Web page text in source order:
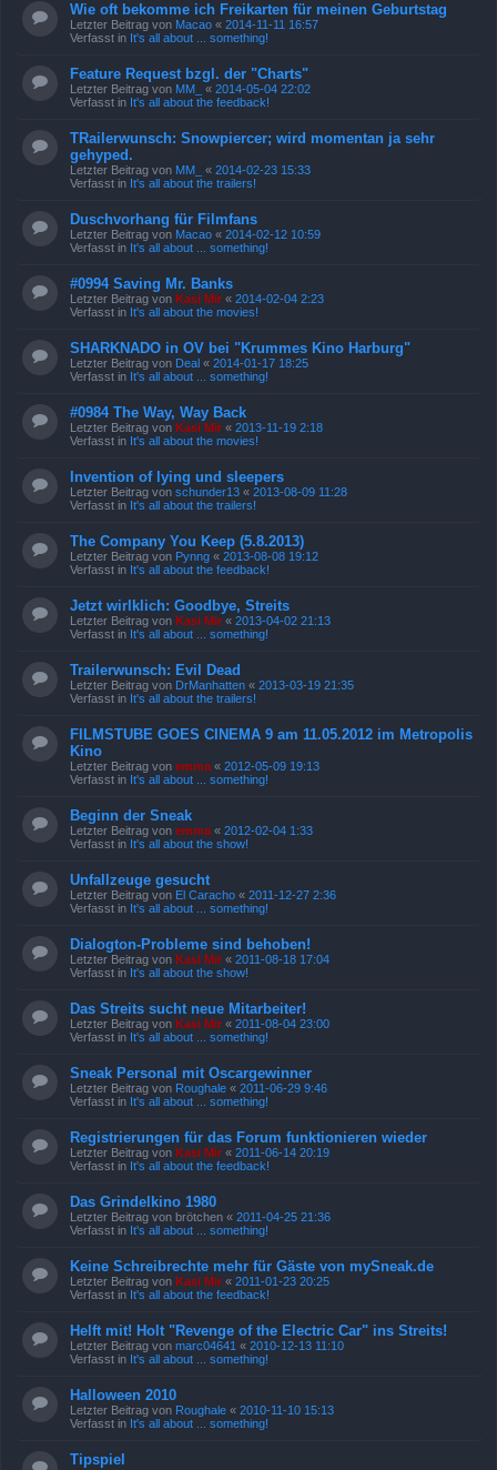
Wie oft bekomme ich Freikarten für meinen Geburtstag
Letzter Beitrag von Macao « 2014-11-11 16:57
Verfasst in It's all about ... something!
Feature Request bzgl. der "Charts"
Letzter Beitrag von MM_ « 2014-05-04 22:02
Verfasst in It's all about the feedback!
TRailerwunsch: Snowpiercer; wird momentan ja sehr
gehyped.
Letzter Beitrag von MM_ « 2014-02-23 15:33
Verfasst in It's all about the trailers!
Duschvorhang für Filmfans
Letzter Beitrag von Macao « 2014-02-12 10:59
Verfasst in It's all about ... something!
#0994 Saving Mr. Banks
Letzter Beitrag von Kasi Mir « 2014-02-04 2:23
Verfasst in It's all about the movies!
SHARKNADO in OV bei "Krummes Kino Harburg"
Letzter Beitrag von Deal « 2014-01-17 18:25
Verfasst in It's all about ... something!
#0984 The Way, Way Back
Letzter Beitrag von Kasi Mir « 2013-11-19 2:18
Verfasst in It's all about the movies!
Invention of lying und sleepers
Letzter Beitrag von schunder13 « 2013-08-09 11:28
Verfasst in It's all about the trailers!
The Company You Keep (5.8.2013)
Letzter Beitrag von Pynng « 2013-08-08 19:12
Verfasst in It's all about the feedback!
Jetzt wirlklich: Goodbye, Streits
Letzter Beitrag von Kasi Mir « 2013-04-02 21:13
Verfasst in It's all about ... something!
Trailerwunsch: Evil Dead
Letzter Beitrag von DrManhatten « 2013-03-19 21:35
Verfasst in It's all about the trailers!
FILMSTUBE GOES CINEMA 9 am 11.05.2012 im Metropolis
Kino
Letzter Beitrag von emma « 2012-05-09 19:13
Verfasst in It's all about ... something!
Beginn der Sneak
Letzter Beitrag von emma « 2012-02-04 1:33
Verfasst in It's all about the show!
Unfallzeuge gesucht
Letzter Beitrag von El Caracho « 2011-12-27 2:36
Verfasst in It's all about ... something!
Dialogton-Probleme sind behoben!
Letzter Beitrag von Kasi Mir « 2011-08-18 17:04
Verfasst in It's all about the show!
Das Streits sucht neue Mitarbeiter!
Letzter Beitrag von Kasi Mir « 2011-08-04 23:00
Verfasst in It's all about ... something!
Sneak Personal mit Oscargewinner
Letzter Beitrag von Roughale « 2011-06-29 9:46
Verfasst in It's all about ... something!
Registrierungen für das Forum funktionieren wieder
Letzter Beitrag von Kasi Mir « 2011-06-14 20:19
Verfasst in It's all about the feedback!
Das Grindelkino 1980
Letzter Beitrag von brötchen « 2011-04-25 21:36
Verfasst in It's all about ... something!
Keine Schreibrechte mehr für Gäste von mySneak.de
Letzter Beitrag von Kasi Mir « 2011-01-23 20:25
Verfasst in It's all about the feedback!
Helft mit! Holt "Revenge of the Electric Car" ins Streits!
Letzter Beitrag von marc04641 « 2010-12-13 11:10
Verfasst in It's all about ... something!
Halloween 2010
Letzter Beitrag von Roughale « 2010-11-10 15:13
Verfasst in It's all about ... something!
Tipspiel